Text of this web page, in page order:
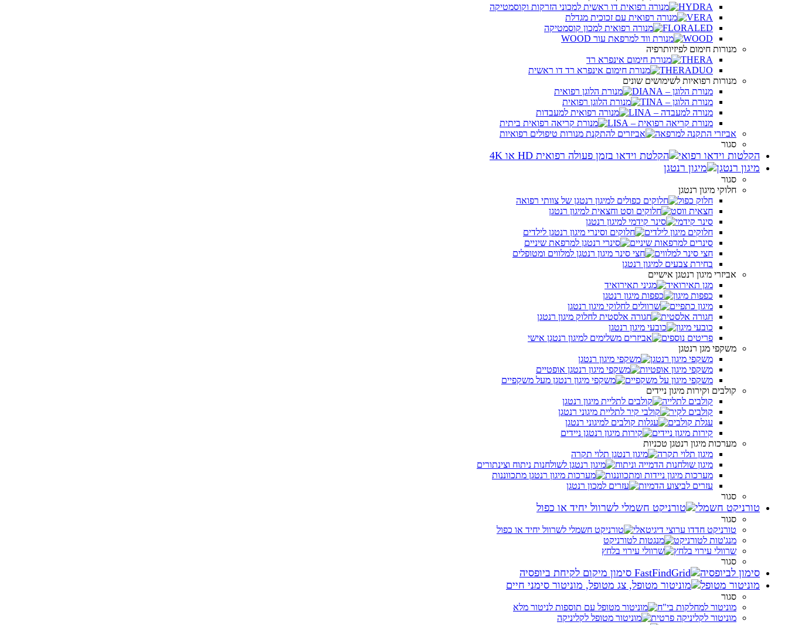
HYDRA
VERA
FLORALED
WOOD
מנורות חימום לפיזיותרפיה
THERA
THERADUO
מנורות רפואיות לשימושים שונים
מנורת הלוגן – DIANA
מנורת הלוגן – TINA
מנורה למעבדה – LINA
מנורת קריאה רפואית – LISA
אביזרי התקנה למרפאה
סגור
הקלטות וידאו רפואי
מיגון רנטגן
סגור
חלוקי מיגון רנטגן
חלוק כפול
חצאית ווסט
סינר קידמי
חלוקים מיגון לילדים
סינרים למרפאות שיניים
חצי סינר למלווים
בחירת צבעים למיגון רנטגן
אביזרי מיגון רנטגן אישיים
מגן תאירואיד
כפפות מיגון
מיגון כתפיים
חגורה אלסטית
כובעי מיגון
פריטים נוספים
משקפי מגן רנטגן
משקפי מיגון רנטגן
משקפי מיגון אופטיות
משקפי מיגון על משקפיים
קולבים וקירות מיגון ניידים
קולבים לתלייה
קולבים לקיר
עגלת קולבים
קירות מיגון ניידים
מערכות מיגון רנטגן טכניות
מיגון תלוי תקרה
מיגון שולחנות הדמייה וניתוח
מערכות מיגון ניידות ומתכווננות
עזרים לביצוע הדמיות
סגור
טורניקט חשמלי
סגור
טורניקט חדדו ערוצי דיגיטאלי
מנג'טות לטורניקט
שרוולי עירוי בלחץ
סגור
סימון לביופסיה
מוניטור מטופל
סגור
מוניטור למחלקות בי"ח
מוניטור לקליניקה פרטית